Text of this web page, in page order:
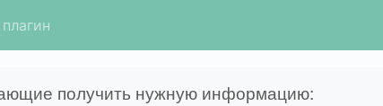
плагин
получить нужную информацию: